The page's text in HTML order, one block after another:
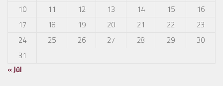
10
11 12 13 14 15
16
17
18 19 20 21 22
23
24
25 26 27 28 29
30
31
« Jūl